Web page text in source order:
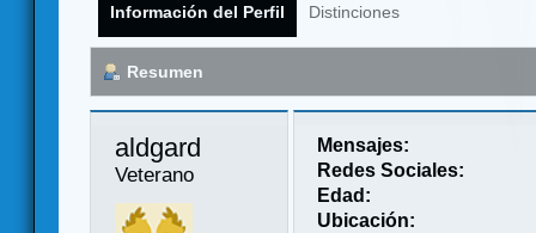
Información del Perfil Distinciones
Resumen
aldgard
Veterano
Mensajes:
Redes Sociales:
Edad:
Ubicación: